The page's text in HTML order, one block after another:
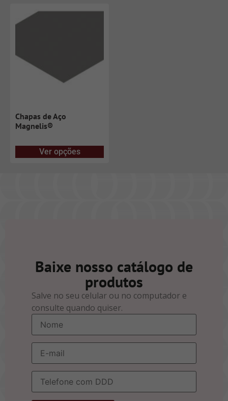
Chapas de Aço
Magnelis®
Ver opções
Baixe nosso catálogo de
produtos
Salve no seu celular ou no computador e
consulte quando quiser.